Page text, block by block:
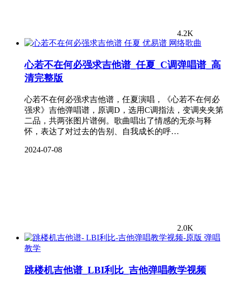
4.2K
网络歌曲
心若不在何必强求吉他谱_任夏_C调弹唱谱_高
清完整版
心若不在何必强求吉他谱，任夏演唱，《心若不在何必
强求》吉他弹唱谱，原调D，选用C调指法，变调夹夹第
二品，共两张图片谱例。歌曲唱出了情感的无奈与释
怀，表达了对过去的告别、自我成长的呼…
2024-07-08
2.0K
弹唱
教学
跳楼机吉他谱_LBI利比_吉他弹唱教学视频